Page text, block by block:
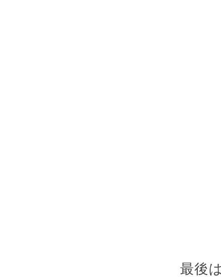
最後